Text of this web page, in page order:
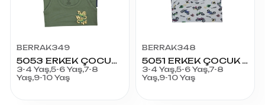
BERRAK349
5053 ERKEK ÇOCUK ATLET
3-4 Yaş,5-6 Yaş,7-8
Yaş,9-10 Yaş
BERRAK348
5051 ERKEK ÇOCUK ATLET
3-4 Yaş,5-6 Yaş,7-8
Yaş,9-10 Yaş